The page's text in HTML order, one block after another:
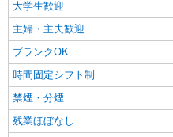
大学生歓迎
主婦・主夫歓迎
ブランクOK
時間固定シフト制
禁煙・分煙
残業ほぼなし